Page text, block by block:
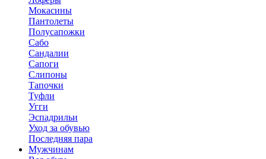
Мокасины
Пантолеты
Полусапожки
Сабо
Сандалии
Сапоги
Слипоны
Тапочки
Туфли
Угги
Эспадрильи
Уход за обувью
Последняя пара
Мужчинам